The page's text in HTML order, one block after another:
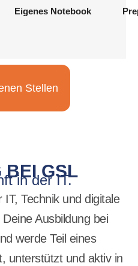
Eigenes Notebook
Stellen
BEI GSL
in der IT.
Technik und digitale
Ausbildung bei
werde Teil eines
unterstützt und aktiv in